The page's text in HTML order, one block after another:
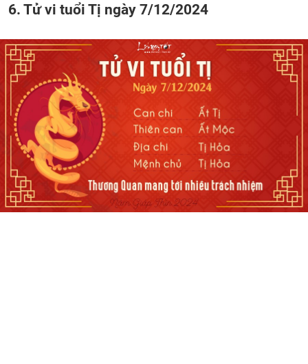
6. Tử vi tuổi Tị ngày 7/12/2024